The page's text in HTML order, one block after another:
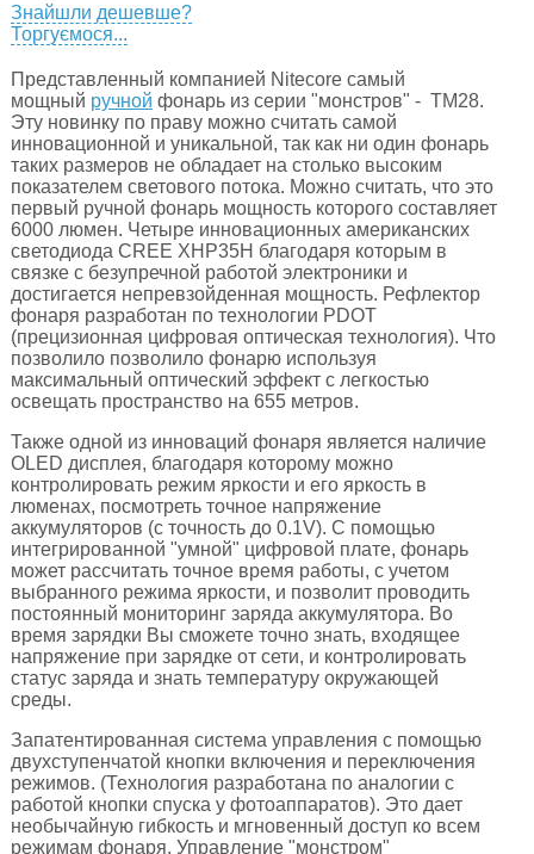
Знайшли дешевше?
Торгуємося...
Представленный компанией Nitecore самый
мощный ручной фонарь из серии "монстров" - ТМ28.
Эту новинку по праву можно считать самой
инновационной и уникальной, так как ни один фонарь
таких размеров не обладает на столько высоким
показателем светового потока. Можно считать, что это
первый ручной фонарь мощность которого составляет
6000 люмен. Четыре инновационных американских
светодиода CREE XHP35H благодаря которым в
связке с безупречной работой электроники и
достигается непревзойденная мощность. Рефлектор
фонаря разработан по технологии PDOT
(прецизионная цифровая оптическая технология). Что
позволило позволило фонарю используя
максимальный оптический эффект с легкостью
освещать пространство на 655 метров.
Также одной из инноваций фонаря является наличие
OLED дисплея, благодаря которому можно
контролировать режим яркости и его яркость в
люменах, посмотреть точное напряжение
аккумуляторов (с точность до 0.1V). С помощью
интегрированной "умной" цифровой плате, фонарь
может рассчитать точное время работы, с учетом
выбранного режима яркости, и позволит проводить
постоянный мониторинг заряда аккумулятора. Во
время зарядки Вы сможете точно знать, входящее
напряжение при зарядке от сети, и контролировать
статус заряда и знать температуру окружающей
среды.
Запатентированная система управления с помощью
двухступенчатой кнопки включения и переключения
режимов. (Технология разработана по аналогии с
работой кнопки спуска у фотоаппаратов). Это дает
необычайную гибкость и мгновенный доступ ко всем
режимам фонаря. Управление "монстром"